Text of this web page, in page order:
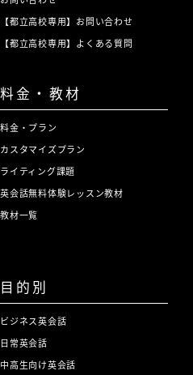
【都立高校専用】お問い合わせ
【都立高校専用】よくある質問
料金・教材
料金・プラン
カスタマイズプラン
ライティング課題
英会話無料体験レッスン教材
教材一覧
目的別
ビジネス英会話
日常英会話
中高生向け英会話